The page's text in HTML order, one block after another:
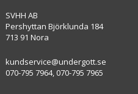
SVHH AB
Pershyttan Björklunda 184
713 91 Nora
kundservice@undergott.se
070-795 7964, 070-795 7965